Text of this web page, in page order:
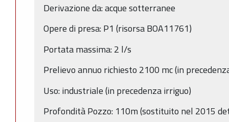
Derivazione da: acque sotterranee
Opere di presa: P1 (risorsa BOA11761)
Portata massima: 2 l/s
Prelievo annuo richiesto 2100 mc (in
Uso: industriale (in precedenza irriguo)
Profondità Pozzo: 110m (sostituito nel 2015